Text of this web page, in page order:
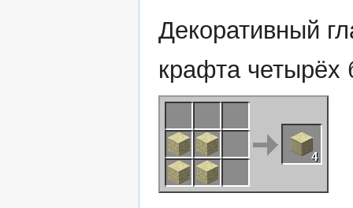
Декоративный
крафта четырёх